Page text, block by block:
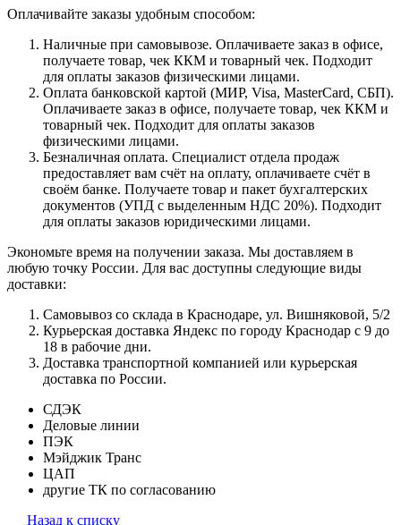
Оплачивайте заказы удобным способом:
Наличные при самовывозе. Оплачиваете заказ в офисе,
получаете товар, чек ККМ и товарный чек. Подходит
для оплаты заказов физическими лицами.
Оплата банковской картой (МИР, Visa, MasterCard, СБП).
Оплачиваете заказ в офисе, получаете товар, чек ККМ и
товарный чек. Подходит для оплаты заказов
физическими лицами.
Безналичная оплата. Специалист отдела продаж
предоставляет вам счёт на оплату, оплачиваете счёт в
своём банке. Получаете товар и пакет бухгалтерских
документов (УПД с выделенным НДС 20%). Подходит
для оплаты заказов юридическими лицами.
Экономьте время на получении заказа. Мы доставляем в
любую точку России. Для вас доступны следующие виды
доставки:
Самовывоз со склада в Краснодаре, ул. Вишняковой, 5/2
Курьерская доставка Яндекс по городу Краснодар с 9 до
18 в рабочие дни.
Доставка транспортной компанией или курьерская
доставка по России.
СДЭК
Деловые линии
ПЭК
Мэйджик Транс
ЦАП
другие ТК по согласованию
Назад к списку